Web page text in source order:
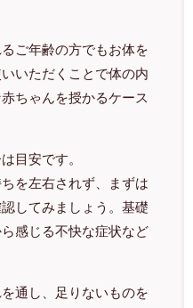
ご年齢の方でもお体を
いただくことで体の内
ちゃんを授かるケース
目安です。
を左右されず、まずは
してみましょう。基礎
感じる不快な症状など
通し、足りないものを